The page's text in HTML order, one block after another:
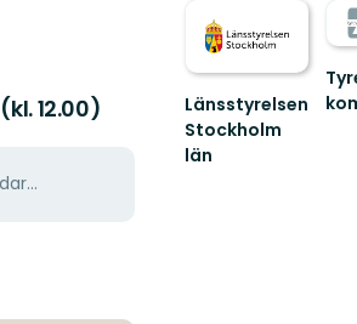
12.00)
Länsstyrelsen
Stockholm
län